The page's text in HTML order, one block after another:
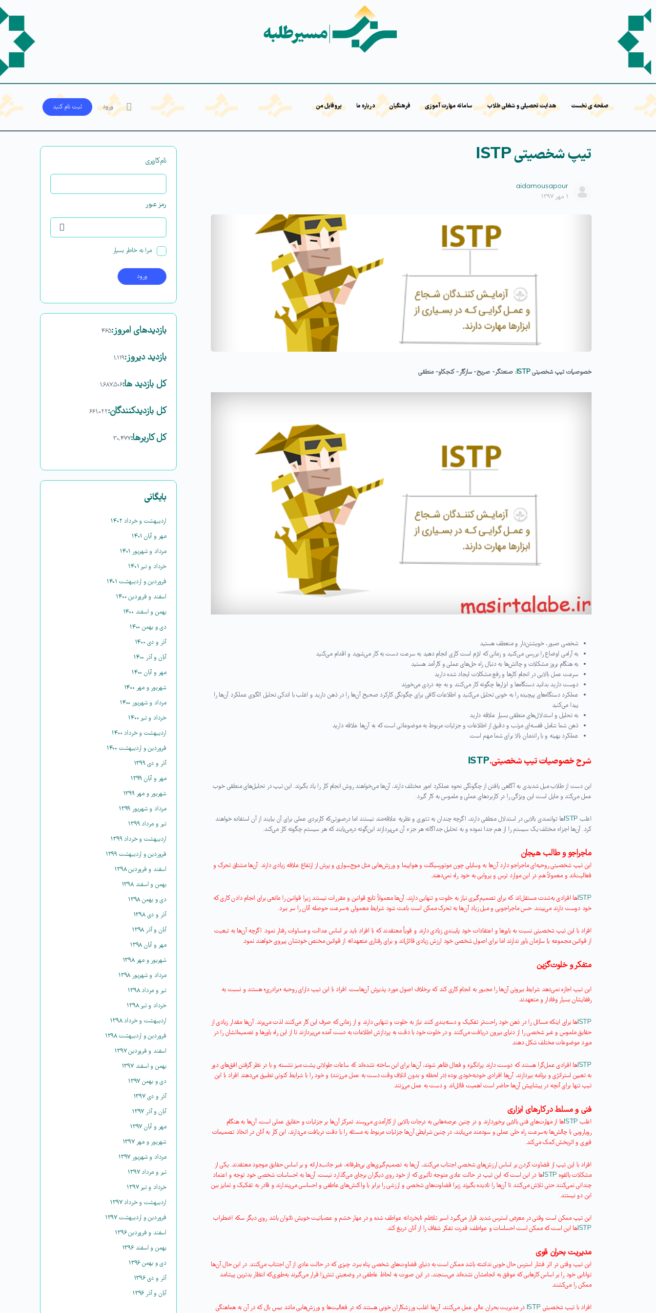
صفحه ی نخست هدایت تحصیلی و شغلی طلاب سامانه مهارت آموزی فرهنگیان درباره ما پروفایل من ورود ثبت‌ نام کنید
تیپ شخصیتی ISTP
aidamousapour
۱ مهر ۱۳۹۷
خصوصیات تیپ شخصیتیISTP: صنعتگر- صریح- سازگار- کنجکاو- منطقی
شخصی صبور، خویشتن‌دار و منعطف هستید
به آرامی اوضاع را بررسی می‌کنید و زمانی که لازم است کاری انجام دهید به سرعت دست به کار می‌شوید و اقدام می‌کنید
به هنگام بروز مشکلات و چالش‌ها به دنبال راه حل‌های عملی و کارآمد هستید
سرعت عمل بالایی در انجام کارها و رفع مشکلات ایجاد شده دارید
دوست دارید بدانید دستگاه‌ها و ابزارها چگونه کار می‌کنند و به چه دردی می‌خورند
عملکرد دستگاه‌های پیچیده را به خوبی تحلیل می‌کنید و اطلاعات کافی برای چگونگی کارکرد صحیح آن‌ها را در ذهن دارید و اغلب با اندکی تحلیل الگوی عملکرد آن‌ها را
پیدا می‌کنید
به تحلیل و استدلال‌های منطقی بسیار علاقه دارید
ذهن شما شامل قفسه‌ای مرتب و دقیق از اطلاعات و جزئیات مربوط به موضوعاتی است که به آن‌ها علاقه دارید
عملکرد بهینه و با راندمان بالا برای شما مهم است
شرح خصوصیات تیپ شخصیتی.ISTP
این دست از طلاب میل شدیدی به آگاهی یافتن از چگونگی نحوه عملکرد امور مختلف دارند، آن‌ها می‌خواهند روش انجام کار را یاد بگیرند. این تیپ در تحلیل‌های منطقی خوب
عمل می‌کند و مایل است این ویژگی را در کاربردهای عملی و ملموس به کار گیرد.
اغلب
ها توانمندی بالایی در استدلال منطقی دارند، اگرچه چندان به تئوری و نظریه علاقه‌مند نیستند اما درصورتی‌که کاربردی عملی برای آن بیایند از آن استفاده خواهند
کرد. آن‌ها اجزاء مختلف یک سیستم را از هم جدا نموده و به تحلیل جداگانه هر جزء آن می‌پردازند این‌گونه درمی‌یابند که هر سیستم چگونه کار می‌کند.
ماجراجو و طالب هیجان
این تیپ شخصیتی روحیه‌ای ماجراجو دارد آن‌ها به وسایلی چون موتورسیکلت و هواپیما و ورزش‌هایی مثل موج‌سواری و پرش از ارتفاع علاقه زیادی دارند. آن‌ها مشتاق تحرک و
فعالیت‌اند و معمولاً هم در این موارد ترس و پروایی به خود راه نمی‌دهند.
ISTPها افرادی به‌شدت مستقل‌اند که برای تصمیم‌گیری نیاز به خلوت و تنهایی دارند، آن‌ها معمولاً تابع قوانین و مقررات نیستند زیرا قوانین را مانعی برای انجام دادن کاری که
خود دوست دارند می‌بینند. حس ماجراجویی و میل زیاد آن‌ها به تحرک ممکن است باعث شود شرایط معمولی به‌سرعت حوصله آنان را سر ببرد.
افراد با این تیپ شخصیتی نسبت به باورها و اعتقادات خود پایبندی زیادی دارند و قویاً معتقدند که با افراد باید بر اساس عدالت و مساوات رفتار نمود. اگرچه آن‌ها به تبعیت
از قوانین مجموعه یا سازمان باور ندارند اما برای اصول شخصی خود ارزش زیادی قائل‌اند و برای رفتاری متعهدانه از قوانین مختص خودشان پیروی خواهند نمود.
متفکر و خلوت‌گزین
این تیپ اجازه نمی‌دهد شرایط بیرونی آن‌ها را مجبور به انجام کاری کند که برخلاف اصول مورد پذیرش آن‌هاست. افراد با این تیپ دارای روحیه «برادری»هستند و نسبت به
رفقایشان بسیار وفادار و متعهدند.
ISTPها برای اینکه مسائل را در ذهن خود راحت‌تر تفکیک و دسته‌بندی کنند نیاز به خلوت و تنهایی دارند و از زمانی که صرف این کار می‌کنند لذت می‌برند. آن‌ها مقدار زیادی از
حقایق ملموس و غیر شخصی را از دنیای بیرون دریافت می‌کنند و در خلوت خود با دقت به پردازش اطلاعات به دست آمده می‌پردازند تا از این راه باورها و تصمیماتشان را در
مورد موضوعات مختلف شکل دهند.
ISTPها افرادی عمل‌گرا هستند که دوست دارند پرانگیزه و فعال ظاهر شوند، آن‌ها برای این ساخته نشده‌اند که ساعات طولانی پشت میز نشسته و با در نظر گرفتن افق‌های دور
به تعیین استراتژی و برنامه بپردازند، آن‌ها افرادی خودبه‌خودی بوده (در لحظه و بدون اتلاف وقت دست به عمل می‌زنند) و خود را با شرایط کنونی تطبیق می‌دهند افراد با این
تیپ تنها برای آنچه در پیشاپیش آن‌ها حاضر است اهمیت قائل‌اند و دست به عمل می‌زنند.
فنی و مسلط در کارهای ابزاری
اغلب
ها از مهارت‌های فنی بالایی برخوردارند و در چنین عرصه‌هایی به درجات بالایی از کارآمدی می‌رسند تمرکز آن‌ها بر جزئیات و حقایق عملی است، آن‌ها به هنگام
رویارویی با چالش‌ها به‌سرعت راه حلی عملی و سودمند می‌یابند، در چنین شرایطی آن‌ها جزئیات مربوط به مسئله را با دقت دریافت می‌دارند، این کار به آنان در اتخاذ تصمیمات
فوری و اثربخش کمک می‌کند.
افراد با این تیپ از قضاوت کردن بر اساس ارزش‌های شخصی اجتناب می‌کنند، آن‌ها به تصمیم‌گیری‌های بی‌طرفانه، غیر جانب‌دارانه و بر اساس حقایق موجود معتقدند. یکی از
مشکلات بالقوه
ها در این است که این تیپ در حالت عادی متوجه تأثیری که از خود روی دیگران برجای می‌گذارد نیست، آن‌ها به احساسات شخصی خود توجه و اعتماد
چندانی نمی‌کنند حتی تلاش می‌کنند تا آن‌ها را نادیده بگیرند زیرا قضاوت‌های شخصی و ارزشی را برابر با واکنش‌های عاطفی و احساسی می‌پندارند و قادر به تفکیک و تمایز بین
این دو نیستند.
این تیپ ممکن است وقتی در معرض استرس شدید قرار می‌گیرد اسیر تلاطم نابخردانه عواطف شده و در مهار خشم و عصبانیت خویش ناتوان باشد روی دیگر سکه اضطراب
ISTPها این است که ممکن است احساسات و عواطف، قدرت تفکر شفاف را از آنان دریغ کند.
مدیریت بحران قوی
این تیپ وقتی در اثر فشار استرس حال خوبی نداشته باشد ممکن است به دنیای قضاوت‌های شخصی پناه ببرد، چیزی که در حالت عادی از آن اجتناب می‌کنند. در این حال آن‌ها
توانایی خود را بر اساس کارهایی که موفق به انجامشان نشده‌اند می‌سنجند، در این صورت به لحاظ عاطفی در وضعیتی تنش‌زا قرار می‌گیرند به‌طوری‌که انتظار بدترین پیشامد
ممکن را می‌کشند.
افراد با تیپ شخصیتی
در مدیریت بحران عالی عمل می‌کنند، آن‌ها اغلب ورزشکاران خوبی هستند که در فعالیت‌ها و ورزش‌هایی مانند بیس بال که در آن به هماهنگی
نام‌کاربری
رمز عبور
مرا به خاطر بسپار
بازدیدهای امروز:۴۶۵
بازدید دیروز:۱,۱۱۹
کل بازدید ها:۱,۶۸۷,۵۰۶
کل بازدیدکنند‌گان:۶۶۱,۰۲۲
کل کاربرها:۳۰,۴۷۷
بایگانی
اردیبهشت و خرداد ۱۴۰۲
مهر و آبان ۱۴۰۱
مرداد و شهریور ۱۴۰۱
خرداد و تیر ۱۴۰۱
فروردین و اردیبهشت ۱۴۰۱
اسفند و فروردین ۱۴۰۰
بهمن و اسفند ۱۴۰۰
دی و بهمن ۱۴۰۰
آذر و دی ۱۴۰۰
آبان و آذر ۱۴۰۰
مهر و آبان ۱۴۰۰
شهریور و مهر ۱۴۰۰
مرداد و شهریور ۱۴۰۰
خرداد و تیر ۱۴۰۰
اردیبهشت و خرداد ۱۴۰۰
فروردین و اردیبهشت ۱۴۰۰
آذر و دی ۱۳۹۹
مهر و آبان ۱۳۹۹
شهریور و مهر ۱۳۹۹
مرداد و شهریور ۱۳۹۹
تیر و مرداد ۱۳۹۹
اردیبهشت و خرداد ۱۳۹۹
فروردین و اردیبهشت ۱۳۹۹
اسفند و فروردین ۱۳۹۸
بهمن و اسفند ۱۳۹۸
دی و بهمن ۱۳۹۸
آذر و دی ۱۳۹۸
آبان و آذر ۱۳۹۸
مهر و آبان ۱۳۹۸
شهریور و مهر ۱۳۹۸
مرداد و شهریور ۱۳۹۸
تیر و مرداد ۱۳۹۸
خرداد و تیر ۱۳۹۸
اردیبهشت و خرداد ۱۳۹۸
فروردین و اردیبهشت ۱۳۹۸
اسفند و فروردین ۱۳۹۷
بهمن و اسفند ۱۳۹۷
دی و بهمن ۱۳۹۷
آذر و دی ۱۳۹۷
آبان و آذر ۱۳۹۷
مهر و آبان ۱۳۹۷
شهریور و مهر ۱۳۹۷
مرداد و شهریور ۱۳۹۷
تیر و مرداد ۱۳۹۷
خرداد و تیر ۱۳۹۷
اردیبهشت و خرداد ۱۳۹۷
فروردین و اردیبهشت ۱۳۹۷
اسفند و فروردین ۱۳۹۶
بهمن و اسفند ۱۳۹۶
دی و بهمن ۱۳۹۶
آذر و دی ۱۳۹۶
آبان و آذر ۱۳۹۶